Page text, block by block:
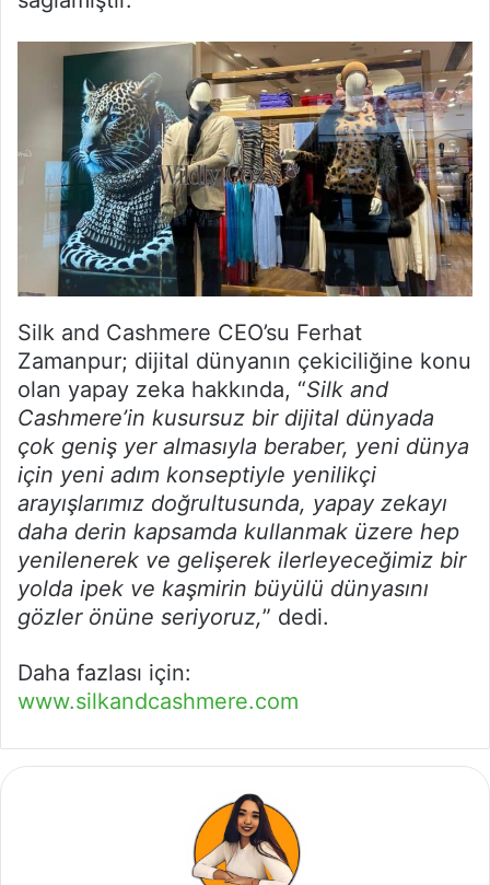
Silk and Cashmere CEO’su Ferhat
Zamanpur; dijital dünyanın çekiciliğine konu
olan yapay zeka hakkında, “Silk and
Cashmere’in kusursuz bir dijital dünyada
çok geniş yer almasıyla beraber, yeni dünya
için yeni adım konseptiyle yenilikçi
arayışlarımız doğrultusunda, yapay zekayı
daha derin kapsamda kullanmak üzere hep
yenilenerek ve gelişerek ilerleyeceğimiz bir
yolda ipek ve kaşmirin büyülü dünyasını
gözler önüne seriyoruz,” dedi.
Daha fazlası için:
www.silkandcashmere.com